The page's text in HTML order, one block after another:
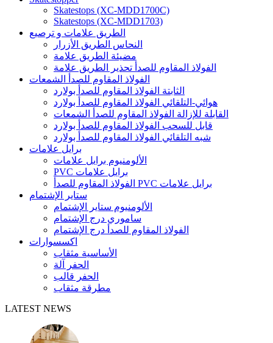
Skatestops (XC-MDD1700C)
Skatestops (XC-MDD1703)
الطريق علامات و ترصيع
النحاس الطريق الأزرار
مضيئة الطريق علامة
الفولاذ المقاوم للصدأ تحذير الطريق علامة
الفولاذ المقاوم للصدأ الشمعات
الثابتة الفولاذ المقاوم للصدأ بولارد
هوائي-التلقائي الفولاذ المقاوم للصدأ بولارد
القابلة للإزالة الفولاذ المقاوم للصدأ الشمعات
قابل للسحب الفولاذ المقاوم للصدأ بولارد
شبه التلقائي الفولاذ المقاوم للصدأ بولارد
برايل علامات
الألومنيوم برايل علامات
PVC برايل علامات
الفولاذ المقاوم للصدأ PVC برايل علامات
ستاير الإشتمام
الألومنيوم ستاير الإشتمام
ساموري درج الإشتمام
الفولاذ المقاوم للصدأ درج الإشتمام
اكسسوارات
الأساسية مثقاب
الحفر آلة
الحفر قالب
مطرقة مثقاب
LATEST NEWS